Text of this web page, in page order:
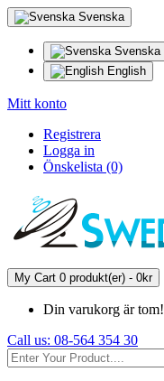
Svenska
Svenska
English
Mitt konto
Registrera
Logga in
Önskelista (0)
My Cart 0 produkt(er) - 0kr
Din varukorg är tom!
Call us: 08-564 354 30